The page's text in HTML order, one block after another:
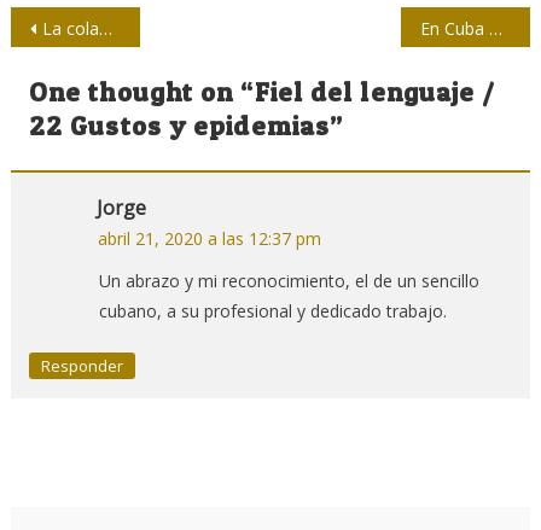
Navegación
de
entradas
La colaboración médica de Cuba: una historia para no olvidar en tiempos de la COVID-19 En Cuba podemos detener los brotes de la Covid-19 con disciplina
One thought on “Fiel del lenguaje /
22 Gustos y epidemias”
Jorge
abril 21, 2020 a las 12:37 pm
Un abrazo y mi reconocimiento, el de un sencillo
cubano, a su profesional y dedicado trabajo.
Responder